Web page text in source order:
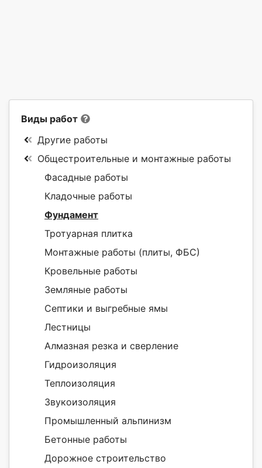
Виды работ
Другие работы
Общестроительные и монтажные работы
Фасадные работы
Кладочные работы
Фундамент
Тротуарная плитка
Монтажные работы (плиты, ФБС)
Кровельные работы
Земляные работы
Септики и выгребные ямы
Лестницы
Алмазная резка и сверление
Гидроизоляция
Теплоизоляция
Звукоизоляция
Промышленный альпинизм
Бетонные работы
Дорожное строительство